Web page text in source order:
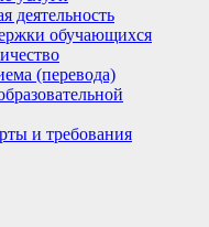
деятельность
обучающихся
(перевода)
и требования